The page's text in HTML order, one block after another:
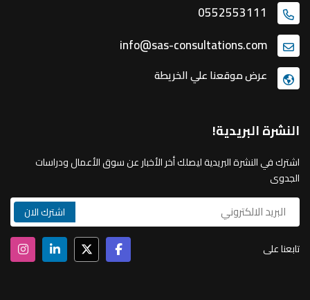
0552553111
info@sas-consultations.com
عرض موقعنا علي الخريطة
النشرة البريدية!
اشترك في النشرة البريدية ليصلك أخر الأخبار عن سوق الأعمال ودراسات
الجدوى
تابعنا على